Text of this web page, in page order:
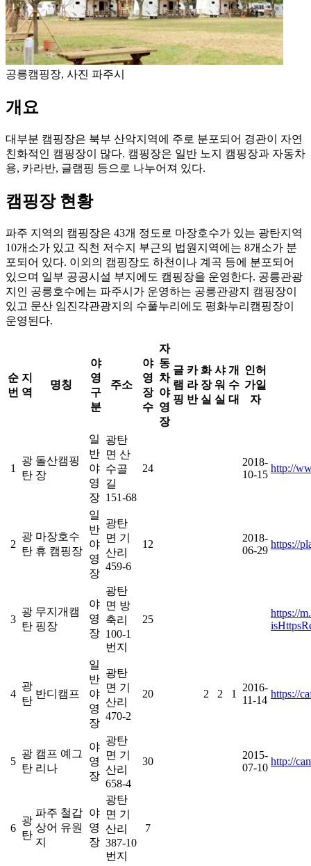
공릉캠핑장, 사진 파주시
개요
대부분 캠핑장은 북부 산악지역에 주로 분포되어 경관이 자연
친화적인 캠핑장이 많다. 캠핑장은 일반 노지 캠핑장과 자동차
용, 카라반, 글램핑 등으로 나누어져 있다.
캠핑장 현황
파주 지역의 캠핑장은 43개 정도로 마장호수가 있는 광탄지역
10개소가 있고 직천 저수지 부근의 법원지역에는 8개소가 분
포되어 있다. 이외의 캠핑장도 하천이나 계곡 등에 분포되어
있으며 일부 공공시설 부지에도 캠핑장을 운영한다. 공릉관광
지인 공릉호수에는 파주시가 운영하는 공릉관광지 캠핑장이
있고 문산 임진각관광지의 수풀누리에도 평화누리캠핑장이
운영된다.
순
번
지
역
명칭
야
영
구
분
주소
야
영
장
수
자
동
차
야
영
장
글
램
핑
카
라
반
화
장
실
샤
워
실
개
수
대
인허
가일
자
1
광
탄
돌산캠핑
장
일
반
야
영
장
광탄
면 산
수골
길
151-68
24
2018-
10-15
http://
2
광
탄
마장호수
휴 캠핑장
일
반
야
영
장
광탄
면 기
산리
459-6
12
2018-
06-29
https://
3
광
탄
무지개캠
핑장
야
영
장
광탄
면 방
축리
100-1
번지
25
https://
4
광
탄
반디캠프
일
반
야
영
장
광탄
면 기
산리
470-2
20 2 2 1
2016-
11-14
https://
5
광
탄
캠프 예그
리나
야
영
장
광탄
면 기
산리
658-4
30
2015-
07-10
http://
6
광
탄
파주 철갑
상어 유원
지
야
영
장
광탄
면 기
산리
387-10
번지
7